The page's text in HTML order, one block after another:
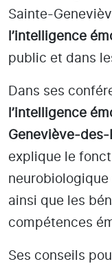
Sainte-
l’intelligence
public et dans
Dans ses
l’intelligence
Geneviève-des-
explique le
neurobiologique
ainsi que les
compétences
Ses conseils